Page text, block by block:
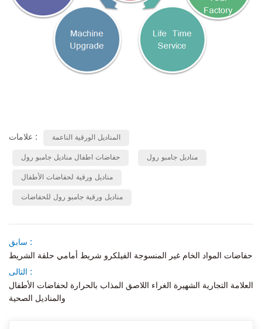
علامات :
المناديل الورقية الناعمة
حفاضات اطفال مناديل جامبو رول
مناديل جامبو رول
مناديل ورقية لحفاضات الأطفال
مناديل ورقية جامبو رول للحفاضات
سابق :
حفاضات المواد الخام غير المنسوجة الفيلكرو شريط أمامي حلقة الشريط
التالى :
العلامة التجارية الشهيرة الغراء اللاصق المذاب بالحرارة لحفاضات الأطفال
والمناديل الصحية